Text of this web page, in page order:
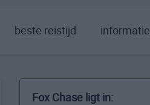
beste reistijd informatie
Fox Chase ligt in: